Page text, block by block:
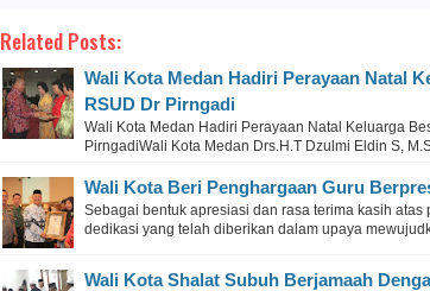
Related Posts:
Wali Kota Medan Hadiri Perayaan Natal
RSUD Dr Pirngadi
Wali Kota Medan Hadiri Perayaan Natal Keluarga
PirngadiWali Kota Medan Drs.H.T Dzulmi Eldin S,
Wali Kota Beri Penghargaan Guru
Sebagai bentuk apresiasi dan rasa terima kasih
dedikasi yang telah diberikan dalam upaya
Wali Kota Shalat Subuh Berjamaah